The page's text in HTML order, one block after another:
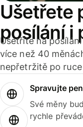
Ušetřete
posílání i
Ušetříte na
více než 40
nepřetržitě po
Spravujte
Své měny
rychle